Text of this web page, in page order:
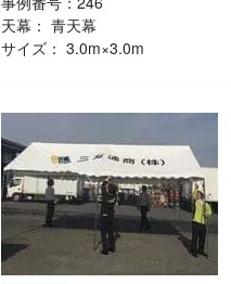
天幕： 青天幕
サイズ： 3.0m×3.0m